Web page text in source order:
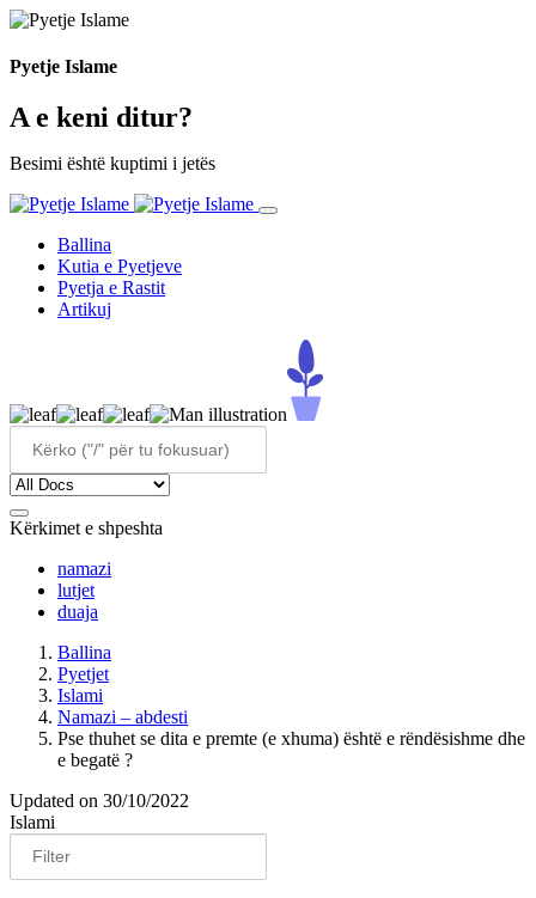
Pyetje Islame
A e keni ditur?
Besimi është kuptimi i jetës
Ballina
Kutia e Pyetjeve
Pyetja e Rastit
Artikuj
Kërkimet e shpeshta
namazi
lutjet
duaja
Ballina
Pyetjet
Islami
Namazi – abdesti
Pse thuhet se dita e premte (e xhuma) është e rëndësishme dhe
e begatë ?
Updated on 30/10/2022
Islami